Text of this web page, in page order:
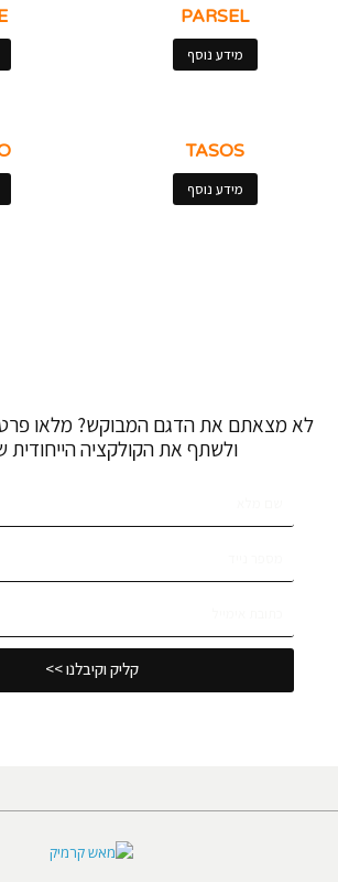
PARSEL
מידע נוסף
TASOS
מידע נוסף
לא מצאתם את הדגם המבוקש? מלאו
ולשתף את הקולקציה הייחודית
קליק וקיבלנו >>